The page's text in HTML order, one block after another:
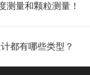
测量和颗粒测量！
都有哪些类型？